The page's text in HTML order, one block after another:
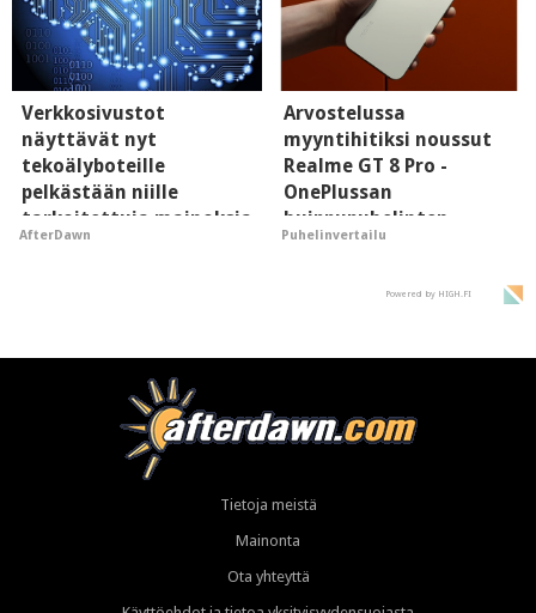
Verkkosivustot
näyttävät nyt
tekoälyboteille
pelkästään niille
tarkoitettuja mainoksia
- vaikuttaa tekoälyn
AfterDawn
Arvostelussa
myyntihitiksi noussut
Realme GT 8 Pro -
OnePlussan
huippupuhelinten
"perillinen"
Puhelinvertailu
Powered by HIGH.FI
Tietoja meistä
Mainonta
Ota yhteyttä